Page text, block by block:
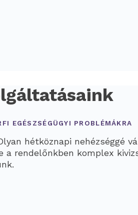
EGÉSZSÉGÜGYI PROBLÉMÁKRA
hétköznapi nehézséggé
rendelőnkben komplex